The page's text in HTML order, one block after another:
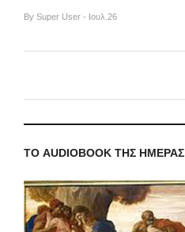
By Super User - Ιουλ.26
ΤΟ AUDIOBOOK ΤΗΣ ΗΜΈΡΑΣ